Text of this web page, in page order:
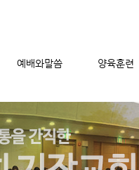
예배와말씀 양육훈련